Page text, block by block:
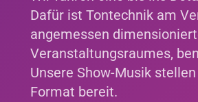
Dafür ist Tontechnik am
angemessen
Veranstaltungsraumes,
Unsere Show-Musik
Format bereit.